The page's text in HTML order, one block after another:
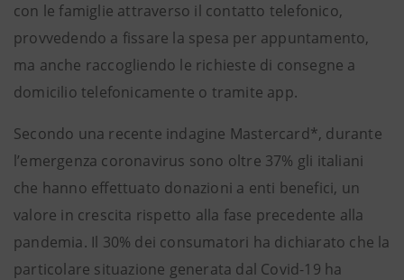
con le famiglie attraverso il contatto telefonico,
provvedendo a fissare la spesa per appuntamento,
ma anche raccogliendo le richieste di consegne a
domicilio telefonicamente o tramite app.
Secondo una recente indagine Mastercard*, durante
l’emergenza coronavirus sono oltre 37% gli italiani
che hanno effettuato donazioni a enti benefici, un
valore in crescita rispetto alla fase precedente alla
pandemia. Il 30% dei consumatori ha dichiarato che la
particolare situazione generata dal Covid-19 ha